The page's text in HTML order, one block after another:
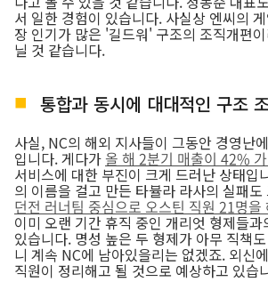
서 일한 경험이 있습니다. 사실상 엔씨의
장 인기가 많은 '길드워' 구조의 조직개편
닐 것 같습니다.
통합과 동시에 대대적인 구조
사실, NC의 해외 지사들이 그동안 경영난
입니다. 게다가 올 해 2분기 매출이 42%
서비스에 대한 부진이 크게 드러난 상태입
의 이름을 걸고 만든 타뷸라 라사의 실패도
던전 러너팀 중심으로 오스틴 직원 21명을
이미 오랜 기간 휴직 중인 개리엇 형제들
있습니다. 명성 높은 두 형제가 아무 직책
니 계속 NC에 남아있을리는 없겠죠. 외신
직원이 정리해고 될 것으로 예상하고 있습